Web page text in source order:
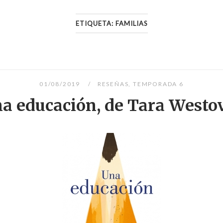
ETIQUETA: FAMILIAS
01/08/2019 RESEÑAS,TEMPORADA 6
educación, de Tara